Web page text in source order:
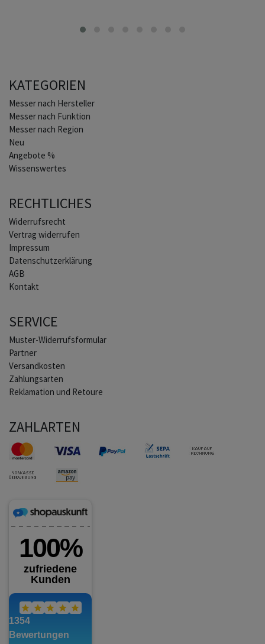
KATEGORIEN
Home
Messer nach Hersteller
Messer nach Funktion
Messer nach Region
Neu
Angebote %
Wissenswertes
RECHTLICHES
Widerrufs­recht
Vertrag widerrufen
Impressum
Daten­schutz­erklärung
AGB
Kontakt
SERVICE
Muster-Widerrufsformular
Partner
Versandkosten
Zahlungsarten
Reklamation und Retoure
ZAHLARTEN